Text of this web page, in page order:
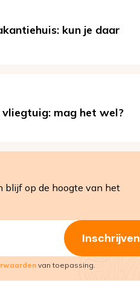
kun je daar
vliegtuig: mag het wel?
blijf op de hoogte van het
Inschrijven
van toepassing.